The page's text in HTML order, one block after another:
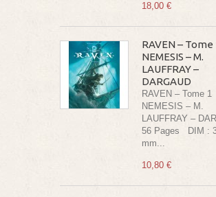
18,00 €
RAVEN – Tome
NEMESIS – M.
LAUFFRAY –
DARGAUD
RAVEN – Tome 1
NEMESIS – M.
LAUFFRAY –
56 Pages DIM :
mm...
10,80 €